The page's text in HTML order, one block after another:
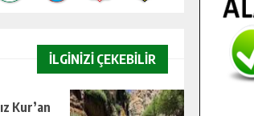
İLGİNİZİ ÇEKEBİLİR
Kur’an